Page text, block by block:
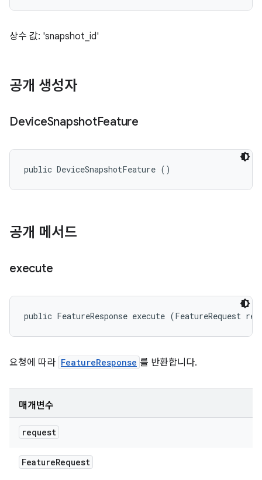
상수 값: 'snapshot_id'
공개 생성자
DeviceSnapshotFeature
public DeviceSnapshotFeature ()
공개 메서드
execute
public FeatureResponse execute (FeatureRequest
요청에 따라 FeatureResponse 를 반환합니다.
매개변수
request
FeatureRequest